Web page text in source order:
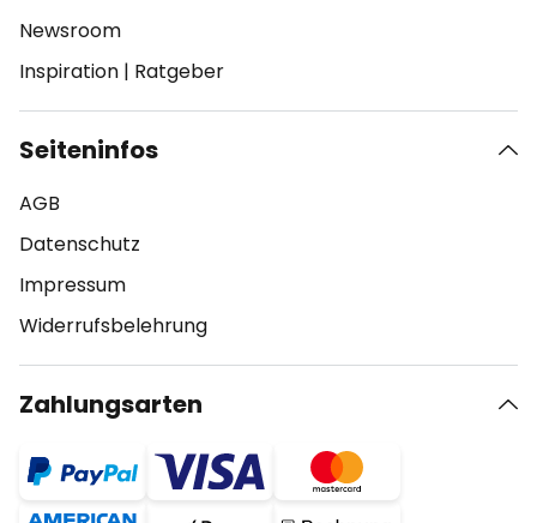
Newsroom
Inspiration | Ratgeber
Seiteninfos
AGB
Datenschutz
Impressum
Widerrufsbelehrung
Zahlungsarten